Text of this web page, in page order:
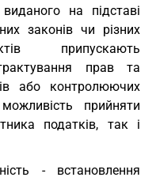
на підставі
законів чи різних
припускають
прав та
або контролюючих
прийняти
податків, так і
- встановлення